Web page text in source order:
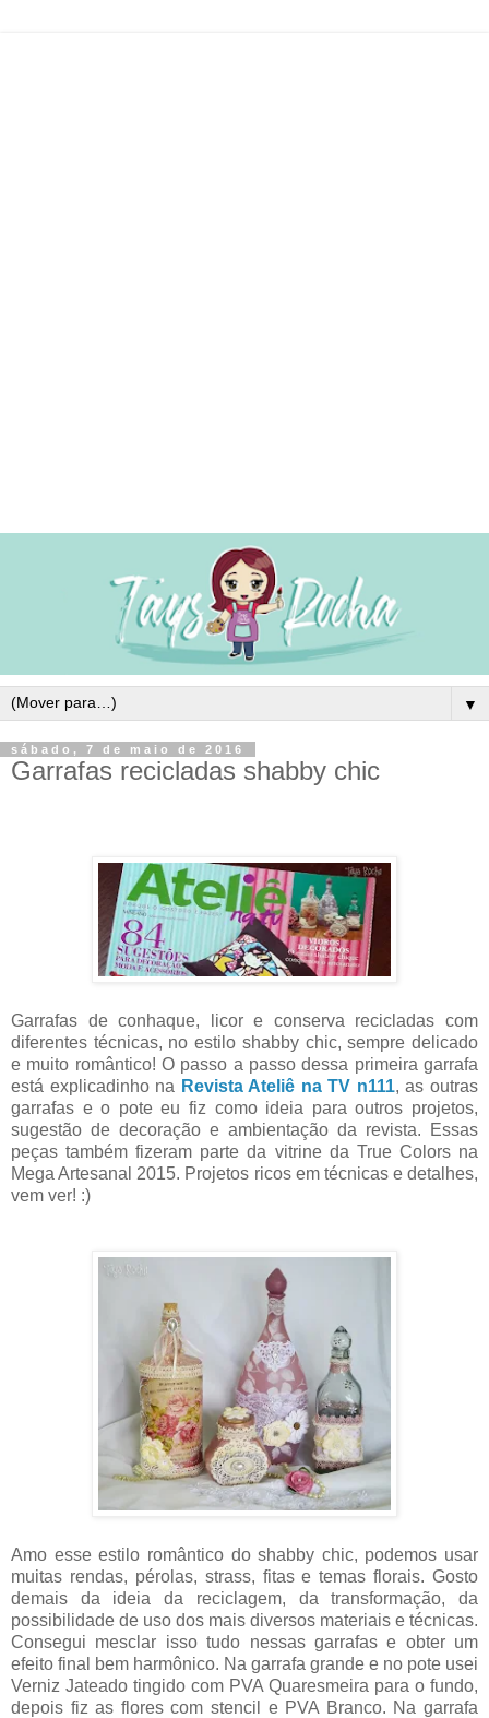
▼
sábado, 7 de maio de 2016
Garrafas recicladas shabby chic
Garrafas de conhaque, licor e conserva recicladas com
diferentes técnicas, no estilo shabby chic, sempre delicado
e muito romântico! O passo a passo dessa primeira garrafa
está explicadinho na Revista Ateliê na TV n111, as outras
garrafas e o pote eu fiz como ideia para outros projetos,
sugestão de decoração e ambientação da revista. Essas
peças também fizeram parte da vitrine da True Colors na
Mega Artesanal 2015. Projetos ricos em técnicas e detalhes,
vem ver! :)
Amo esse estilo romântico do shabby chic, podemos usar
muitas rendas, pérolas, strass, fitas e temas florais. Gosto
demais da ideia da reciclagem, da transformação, da
possibilidade de uso dos mais diversos materiais e técnicas.
Consegui mesclar isso tudo nessas garrafas e obter um
efeito final bem harmônico. Na garrafa grande e no pote usei
Verniz Jateado tingido com PVA Quaresmeira para o fundo,
depois fiz as flores com stencil e PVA Branco. Na garrafa